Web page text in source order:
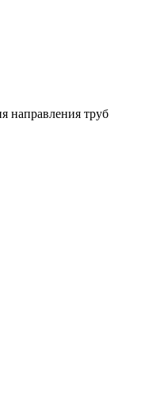
направления труб